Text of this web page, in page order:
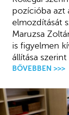
pozícióba azt
elmozdítását
Maruzsa
is figyelmen
állítása
BŐVEBBEN >>>